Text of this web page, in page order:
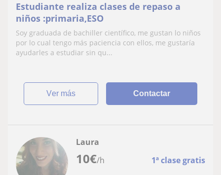
Estudiante realiza clases de repaso a
niños :primaria,ESO
Soy graduada de bachiller científico, me gustan lo niños
por lo cual tengo más paciencia con ellos, me gustaría
ayudarles a estudiar sin qu...
ver más Contactar
10€/h 1ª clase gratis
Laura